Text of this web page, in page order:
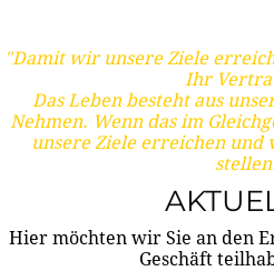
"Damit wir unsere Ziele
Ihr
Das Leben besteht aus
Nehmen. Wenn das im
unsere Ziele erreichen und
Hier möchten wir Sie an den
Geschäft